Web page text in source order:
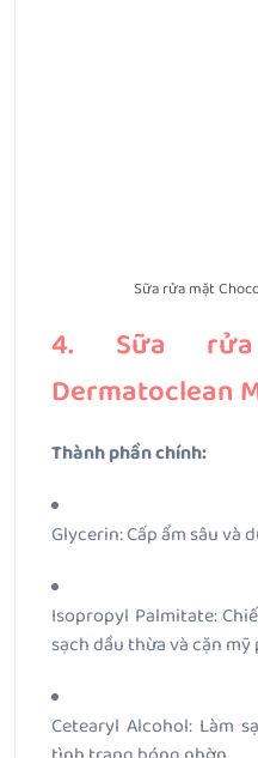
Sữa rửa mặt
4. Sữa
Dermatoclean
Thành phần chính:
Glycerin: Cấp ẩm sâu và
Isopropyl Palmitate:
sạch dầu thừa và cặn mỹ
Cetearyl Alcohol: Làm